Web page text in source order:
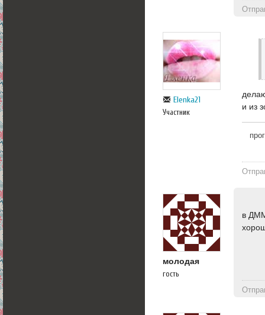
Elenka21
Участник
и из
молодая
гость
в